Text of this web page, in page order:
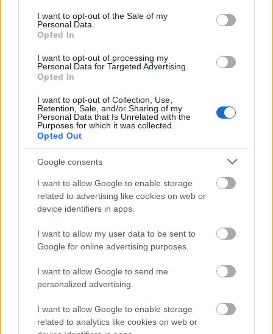
consent section.
I want to opt-out of the Sale of my
Personal Data.
Opted In
I want to opt-out of processing my
Personal Data for Targeted Advertising.
Opted In
I want to opt-out of Collection, Use,
Retention, Sale, and/or Sharing of my
Personal Data that Is Unrelated with the
Purposes for which it was collected.
Opted Out
Google consents
I want to allow Google to enable storage
related to advertising like cookies on web or
device identifiers in apps.
I want to allow my user data to be sent to
Google for online advertising purposes.
I want to allow Google to send me
personalized advertising.
I want to allow Google to enable storage
related to analytics like cookies on web or
πρότασης ανταλλαγής μετοχών (η «Δημόσια
Πρόταση») την οποία υπέβαλε για την απόκτηση
του συνόλου των κοινών ονομαστικών μετοχών (οι
«Κοινές Μετοχές») που εκδόθηκαν από την
Εταιρεία ανακοινώνει τα εξής: